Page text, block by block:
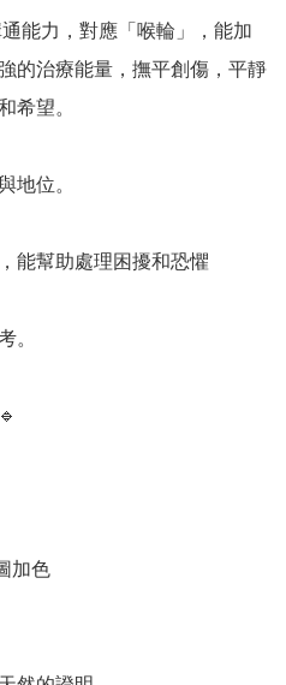
的治療能量，撫平創傷，平靜
希望。
地位。
能幫助處理困擾和恐懼
。
加色